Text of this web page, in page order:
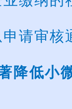
申请审核
降低小